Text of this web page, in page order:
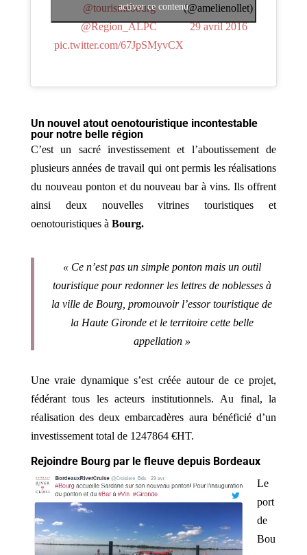
@tourismebourg
@Region_ALPC
pic.twitter.com/67JpSMyvCX
(@amelienollet)
29 avril 2016
activer ce contenu
Un nouvel atout oenotouristique incontestable
pour notre belle région
C’est un sacré investissement et l’aboutissement de
plusieurs années de travail qui ont permis les réalisations
du nouveau ponton et du nouveau bar à vins. Ils offrent
ainsi deux nouvelles vitrines touristiques et
oenotouristiques à Bourg.
« Ce n’est pas un simple ponton mais un outil
touristique pour redonner les lettres de noblesses à
la ville de Bourg, promouvoir l’essor touristique de
la Haute Gironde et le territoire cette belle
appellation »
Une vraie dynamique s’est créée autour de ce projet,
fédérant tous les acteurs institutionnels. Au final, la
réalisation des deux embarcadères aura bénéficié d’un
investissement total de 1247864 €HT.
Rejoindre Bourg par le fleuve depuis Bordeaux
Le
port
de
Bou